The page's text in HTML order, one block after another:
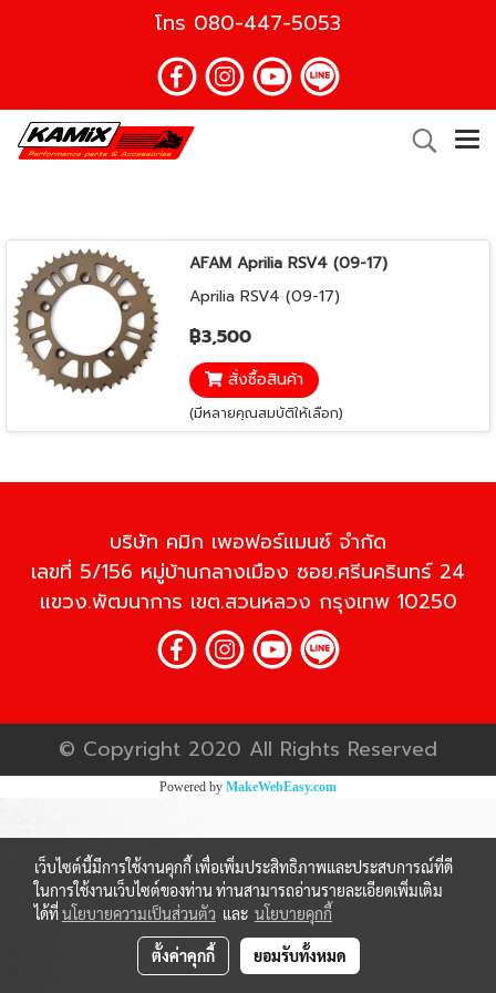
โทร 080-447-5053
AFAM Aprilia RSV4 (09-17)
Aprilia RSV4 (09-17)
฿3,500
สั่งซื้อสินค้า
(มีหลายคุณสมบัติให้เลือก)
บริษัท คมิก เพอฟอร์แมนซ์ จำกัด
เลขที่ 5/156 หมู่บ้านกลางเมือง ซอย.ศรีนครินทร์ 24
แขวง.พัฒนาการ เขต.สวนหลวง กรุงเทพ 10250
© Copyright 2020 All Rights Reserved
Powered by MakeWebEasy.com
เว็บไซต์นี้มีการใช้งานคุกกี้ เพื่อเพิ่มประสิทธิภาพและประสบการณ์ที่ดี
ในการใช้งานเว็บไซต์ของท่าน ท่านสามารถอ่านรายละเอียดเพิ่มเติม
ได้ที่นโยบายความเป็นส่วนตัว และ นโยบายคุกกี้
ตั้งค่าคุกกี้ ยอมรับทั้งหมด